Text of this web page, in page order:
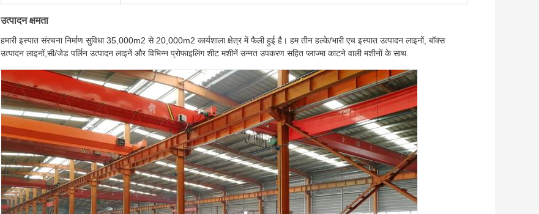
उत्पादन क्षमता
हमारी इस्पात संरचना निर्माण सुविधा 35,000m2 से 20,000m2 कार्यशाला क्षेत्र में फैली हुई है। हम तीन हल्के/भारी एच इस्पात उत्पादन लाइनों, बॉक्स
उत्पादन लाइनों,सी/जेड पर्लिन उत्पादन लाइनें और विभिन्न प्रोफाइलिंग शीट मशीनें उन्नत उपकरण सहित प्लाज्मा काटने वाली मशीनों के साथ.